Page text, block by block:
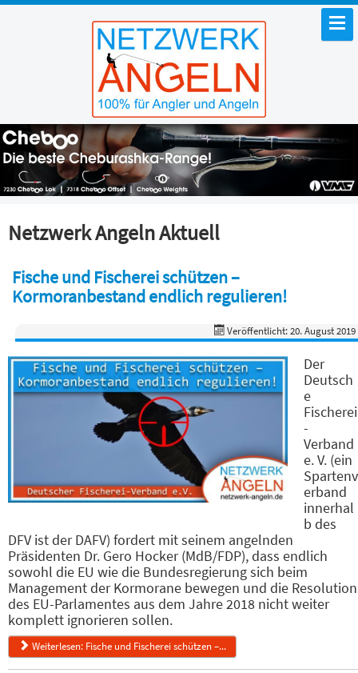
Netzwerk Angeln Aktuell
Fische und Fischerei schützen –
Kormoranbestand endlich regulieren!
Veröffentlicht: 20. August 2019
Der
Deutsch
e
Fischerei
-
Verband
e. V. (ein
Spartenv
erband
innerhal
b des
DFV ist der DAFV) fordert mit seinem angelnden
Präsidenten Dr. Gero Hocker (MdB/FDP), dass endlich
sowohl die EU wie die Bundesregierung sich beim
Management der Kormorane bewegen und die Resolution
des EU-Parlamentes aus dem Jahre 2018 nicht weiter
komplett ignorieren sollen.
Weiterlesen: Fische und Fischerei schützen –...